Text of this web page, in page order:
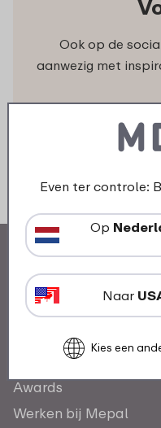
Ook op de
aanwezig met
Ons verhaal
Mepal en
Awards
Werken bij Mepal
Even ter controle:
Op
Naar